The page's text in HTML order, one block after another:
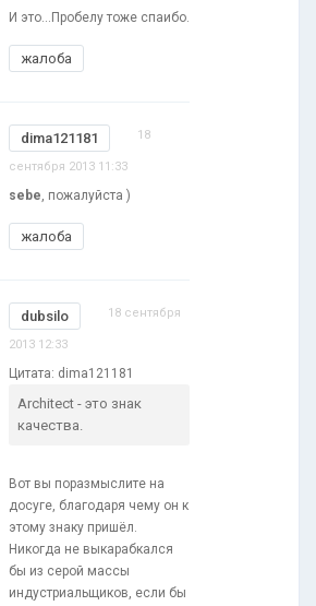
И это...Пробелу тоже спаибо.
жалоба
dima121181 18
сентября 2013 11:33
sebe, пожалуйста )
жалоба
dubsilo 18 сентября
2013 12:33
Цитата: dima121181
Architect - это знак
качества.
Вот вы поразмыслите на
досуге, благодаря чему он к
этому знаку пришёл.
Никогда не выкарабкался
бы из серой массы
индустриальщиков, если бы